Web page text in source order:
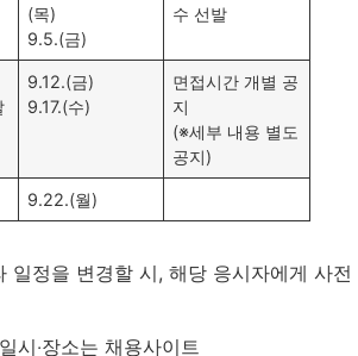
(목)
9.5.(금)
수 선발
9.12.(금)
9.17.(수)
면접시간 개별 공
지
(※세부 내용 별도
공지)
9.22.(월)
일정을 변경할 시, 해당 응시자에게 사전
시‧장소는 채용사이트